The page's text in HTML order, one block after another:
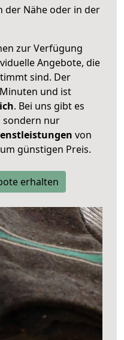
der Nähe oder in der
zur Verfügung
Angebote, die
sind. Der
und ist
. Bei uns gibt es
sondern nur
von
günstigen Preis.
erhalten